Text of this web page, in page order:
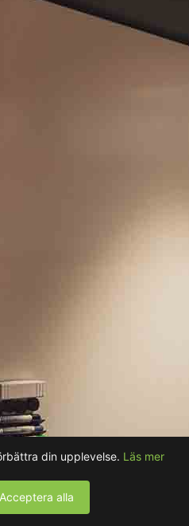
din upplevelse. Läs mer
Acceptera alla